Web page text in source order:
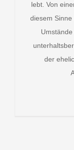
lebt. Von
diesem
der